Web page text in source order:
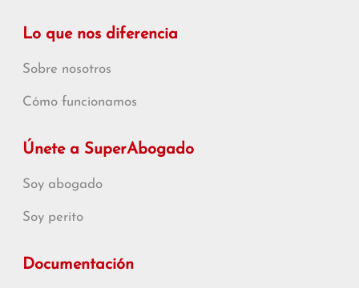
Lo que nos diferencia
Sobre nosotros
Cómo funcionamos
Únete a SuperAbogado
Soy abogado
Soy perito
Documentación